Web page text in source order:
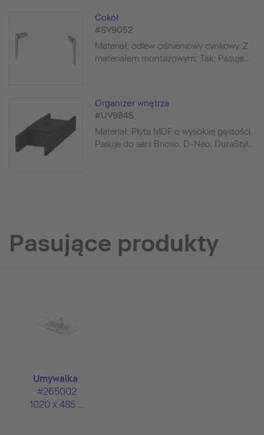
Cokół
#SV9052
Materiał: odlew ciśnieniowy cynkowy, Z
materiałem montażowym: Tak, Pasuje...
Organizer wnętrza
#UV9845
Materiał: Płyta MDF o wysokiej gęstości,
Pasuje do serii Brioso, D-Neo, DuraStyl...
Pasujące produkty
Umywalka
#265002
1020 x 485 mm